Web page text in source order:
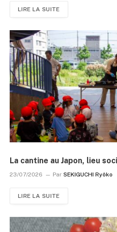
LIRE LA SUITE
La cantine au Japon, lieu
23/07/2026 Par SEKIGUCHI Ryôko
LIRE LA SUITE